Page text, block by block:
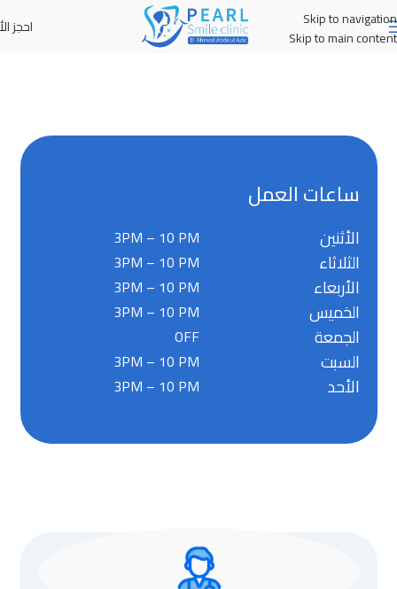
Skip to navigation
Skip to main content
MENU احجز
ساعات العمل
3PM – 10 PM الأثنين
3PM – 10 PM الثلاثاء
3PM – 10 PM الأربعاء
3PM – 10 PM الخميس
OFF الجمعة
3PM – 10 PM السبت
3PM – 10 PM الأحد